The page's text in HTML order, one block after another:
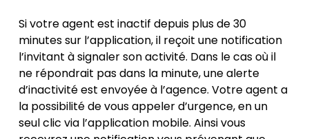
Si votre agent est inactif depuis plus de 30
minutes sur l’application, il reçoit une notification
l’invitant à signaler son activité. Dans le cas où il
ne répondrait pas dans la minute, une alerte
d’inactivité est envoyée à l’agence. Votre agent a
la possibilité de vous appeler d’urgence, en un
seul clic via l’application mobile. Ainsi vous